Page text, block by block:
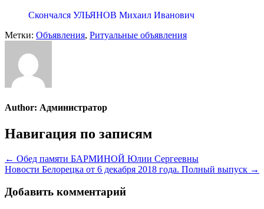
Скончался УЛЬЯНОВ Михаил Иванович
Метки: Объявления, Ритуальные объявления
Author: Администратор
Навигация по записям
← Обед памяти БАРМИНОЙ Юлии Сергеевны
Новости Белорецка от 6 декабря 2018 года. Полный выпуск →
Добавить комментарий